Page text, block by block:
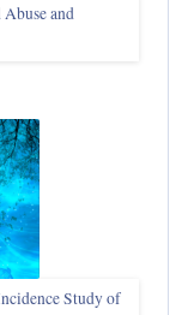
and
Study of